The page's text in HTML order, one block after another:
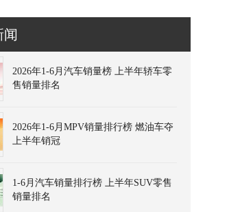
闻
2026年1-6月汽车销量榜 上半年轿车零
售销量排名
2026年1-6月MPV销量排行榜 燃油车夺
上半年销冠
1-6月汽车销量排行榜 上半年SUV零售
销量排名